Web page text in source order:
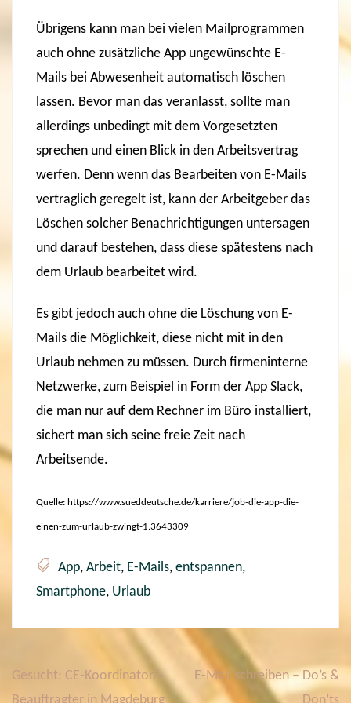
Übrigens kann man bei vielen Mailprogrammen
auch ohne zusätzliche App ungewünschte E-
Mails bei Abwesenheit automatisch löschen
lassen. Bevor man das veranlasst, sollte man
allerdings unbedingt mit dem Vorgesetzten
sprechen und einen Blick in den Arbeitsvertrag
werfen. Denn wenn das Bearbeiten von E-Mails
vertraglich geregelt ist, kann der Arbeitgeber das
Löschen solcher Benachrichtigungen untersagen
und darauf bestehen, dass diese spätestens nach
dem Urlaub bearbeitet wird.
Es gibt jedoch auch ohne die Löschung von E-
Mails die Möglichkeit, diese nicht mit in den
Urlaub nehmen zu müssen. Durch firmeninterne
Netzwerke, zum Beispiel in Form der App Slack,
die man nur auf dem Rechner im Büro installiert,
sichert man sich seine freie Zeit nach
Arbeitsende.
Quelle: https://www.sueddeutsche.de/karriere/job-die-app-die-
einen-zum-urlaub-zwingt-1.3643309
App, Arbeit, E-Mails, entspannen,
Smartphone, Urlaub
Gesucht: CE-Koordinator/-
E-Mail schreiben – Do’s &